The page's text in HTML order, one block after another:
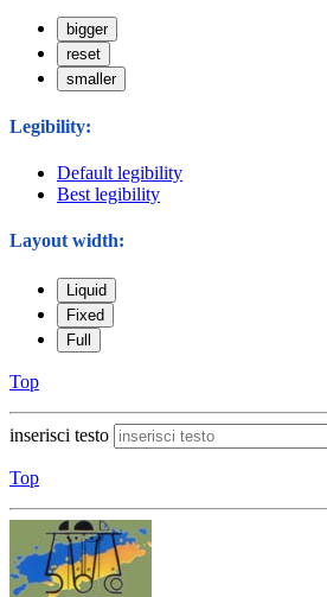
bigger
reset
smaller
Legibility:
Default legibility
Best legibility
Layout width:
Liquid
Fixed
Full
Top
inserisci testo
Top